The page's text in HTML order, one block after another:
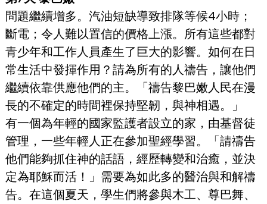
問題繼續增多。汽油短缺導致排隊等候4小時；
斷電；令人難以置信的價格上漲。所有這些都對
青少年和工作人員產生了巨大的影響。如何在日
常生活中發揮作用？請為所有的人禱告，讓他們
繼續依靠供應他們的主。「禱告黎巴嫩人民在漫
長的不確定的時間裡保持堅韌，與神相遇。」
有一個為年輕的國家監護者設立的家，由基督徒
管理，一些年輕人正在參加聖經學習。「請禱告
他們能夠抓住神的話語，經歷轉變和治癒，並決
定為耶穌而活！」需要為如此多的醫治與和解禱
告。在這個夏天，學生們將參與木工、尊巴舞、